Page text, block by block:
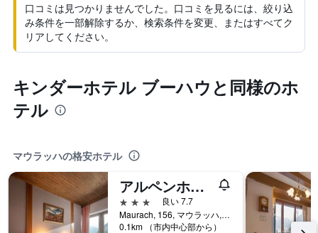
口コミは見つかりませんでした。口コミを見るには、絞り込
み条件を一部解除するか、検索条件を変更、またはすべてク
リアしてください。
キンダーホテル ブーハウと同様のホ
テル
マウラッハの格安ホテル
アルペンホテル エーデルワイス
3つ星
良い 7.7
Maurach, 156, マウラッハ, チロル州, オーストリア
0.1km （市内中心部から）